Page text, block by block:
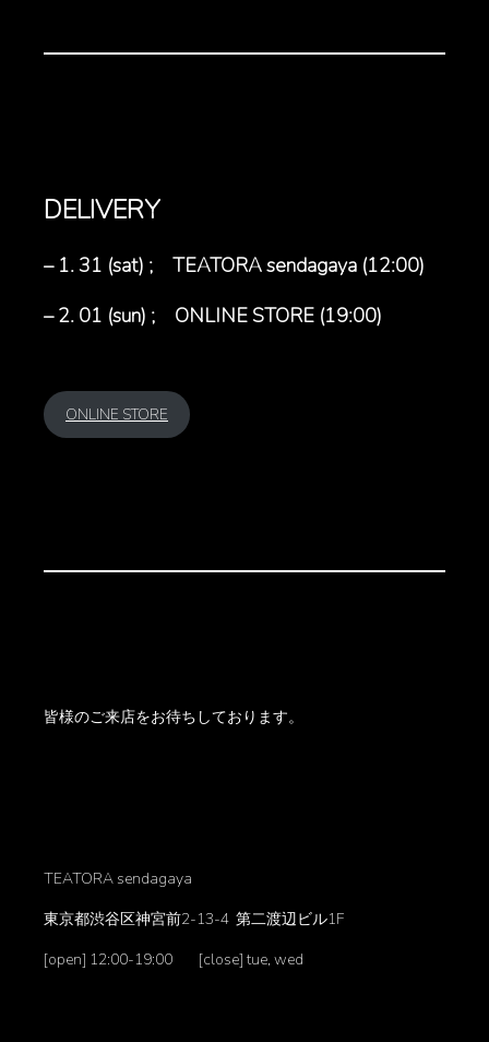
DELIVERY
– 1. 31 (sat) ; TEATORA sendagaya (12:00)
– 2. 01 (sun) ; ONLINE STORE (19:00)
ONLINE STORE
皆様のご来店をお待ちしております。
TEATORA sendagaya
東京都渋谷区神宮前2-13-4 第二渡辺ビル1F
[open] 12:00-19:00 [close] tue, wed